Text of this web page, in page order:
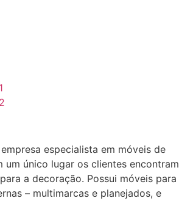
especialista em móveis de
um único lugar os clientes encontram
a decoração. Possui móveis para
– multimarcas e planejados, e